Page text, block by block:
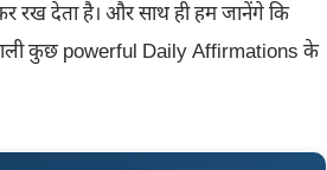
रख देता है। और साथ ही हम जानेंगे कि
कुछ powerful Daily Affirmations के